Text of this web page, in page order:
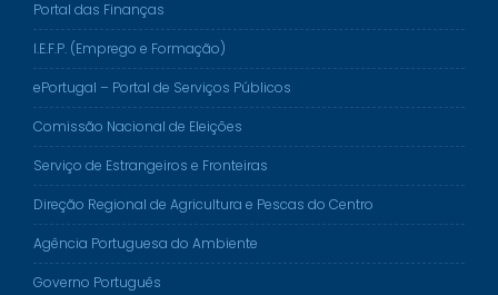
Portal das Finanças
I.E.F.P. (Emprego e Formação)
ePortugal – Portal de Serviços Públicos
Comissão Nacional de Eleições
Serviço de Estrangeiros e Fronteiras
Direção Regional de Agricultura e Pescas do Centro
Agência Portuguesa do Ambiente
Governo Português